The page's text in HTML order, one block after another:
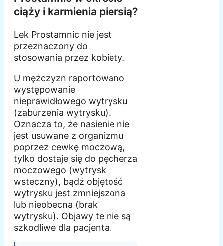
ciąży i karmienia piersią?
Lek Prostamnic nie jest
przeznaczony do
stosowania przez kobiety.
U mężczyzn raportowano
występowanie
nieprawidłowego wytrysku
(zaburzenia wytrysku).
Oznacza to, że nasienie nie
jest usuwane z organizmu
poprzez cewkę moczową,
tylko dostaje się do pęcherza
moczowego (wytrysk
wsteczny), bądź objętość
wytrysku jest zmniejszona
lub nieobecna (brak
wytrysku). Objawy te nie są
szkodliwe dla pacjenta.